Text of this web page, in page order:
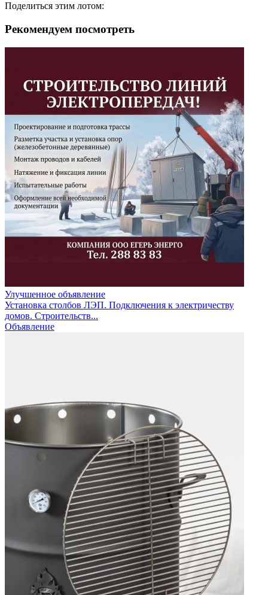
Поделиться этим лотом:
Рекомендуем посмотреть
Улучшенное объявление
Установка столбов ЛЭП. Подключения к электричеству
домов. Строительств...
Объявление